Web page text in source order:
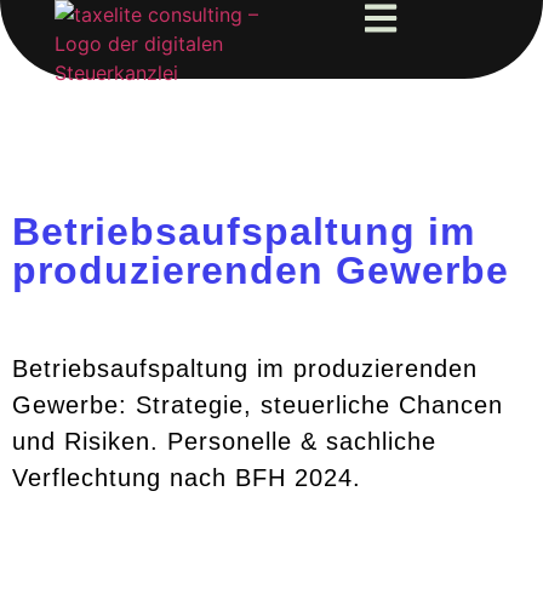
Betriebsaufspaltung im
produzierenden Gewerbe
Betriebsaufspaltung im produzierenden
Gewerbe: Strategie, steuerliche Chancen
und Risiken. Personelle & sachliche
Verflechtung nach BFH 2024.